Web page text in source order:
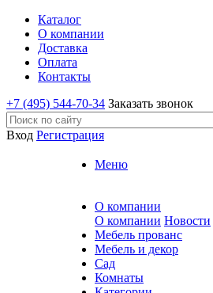
Каталог
О компании
Доставка
Оплата
Контакты
+7 (495) 544-70-34 Заказать звонок
Вход Регистрация
Меню
О компании
О компании Новости
Мебель прованс
Мебель и декор
Сад
Комнаты